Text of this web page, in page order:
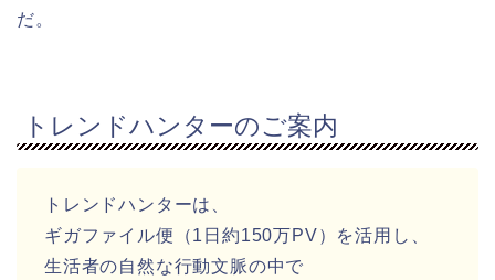
だ。
トレンドハンターのご案内
トレンドハンターは、
ギガファイル便（1日約150万PV）を活用し、
生活者の自然な行動文脈の中で